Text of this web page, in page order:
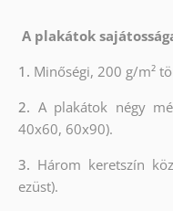
A plakátok
1. Minőségi, 200 g/m²
2. A plakátok négy
40x60, 60x90).
3. Három keretszín
ezüst).